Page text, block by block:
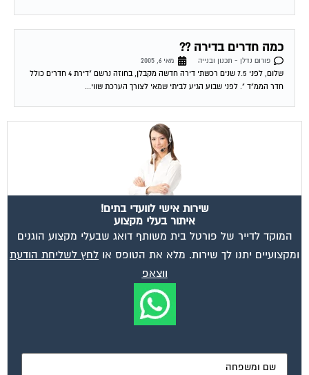
כמה חדרים בדירה ??
פורום נדלן - תכנון ובנייה
מאי 6, 2005
שלום, לפני 7.5 שנים רכשתי דירה חדשה מקבלן, בחוזה נרשם "דירת 4 חדרים כולל
חדר הממ"ד ". לפני שבוע הגיע לביתי שמאי לצורך הערכת שווי...
שירות אישי לוועדי בתים!
איתור בעלי מקצוע
המוקד לדייר של פורטל בית משותף דואג שבעלי מקצוע הוגנים
ומקצועיים יתנו לך שירות. מלא את הטופס או לחץ לשליחת הודעת
ווצאפ